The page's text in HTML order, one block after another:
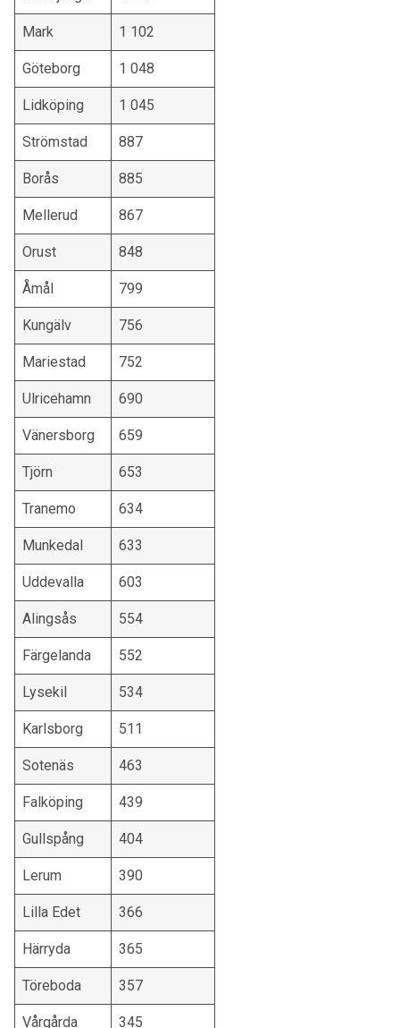
Mark 1 102
Göteborg 1 048
Lidköping 1 045
Strömstad 887
Borås 885
Mellerud 867
Orust 848
Åmål 799
Kungälv 756
Mariestad 752
Ulricehamn 690
Vänersborg 659
Tjörn 653
Tranemo 634
Munkedal 633
Uddevalla 603
Alingsås 554
Färgelanda 552
Lysekil 534
Karlsborg 511
Sotenäs 463
Falköping 439
Gullspång 404
Lerum 390
Lilla Edet 366
Härryda 365
Töreboda 357
Vårgårda 345